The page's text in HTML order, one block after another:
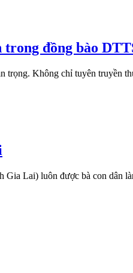
đồng bào
Không chỉ tuyên truyền
Lai) luôn được bà con dân